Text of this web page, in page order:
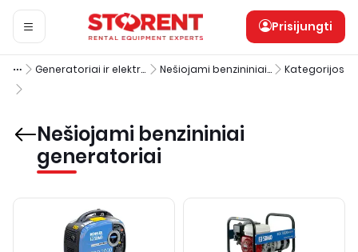
Prisijungti
Generatoriai ir elektros tiekimo įranga Nešiojami benzininiai generatoriai Kategorijos
Nešiojami benzininiai
generatoriai